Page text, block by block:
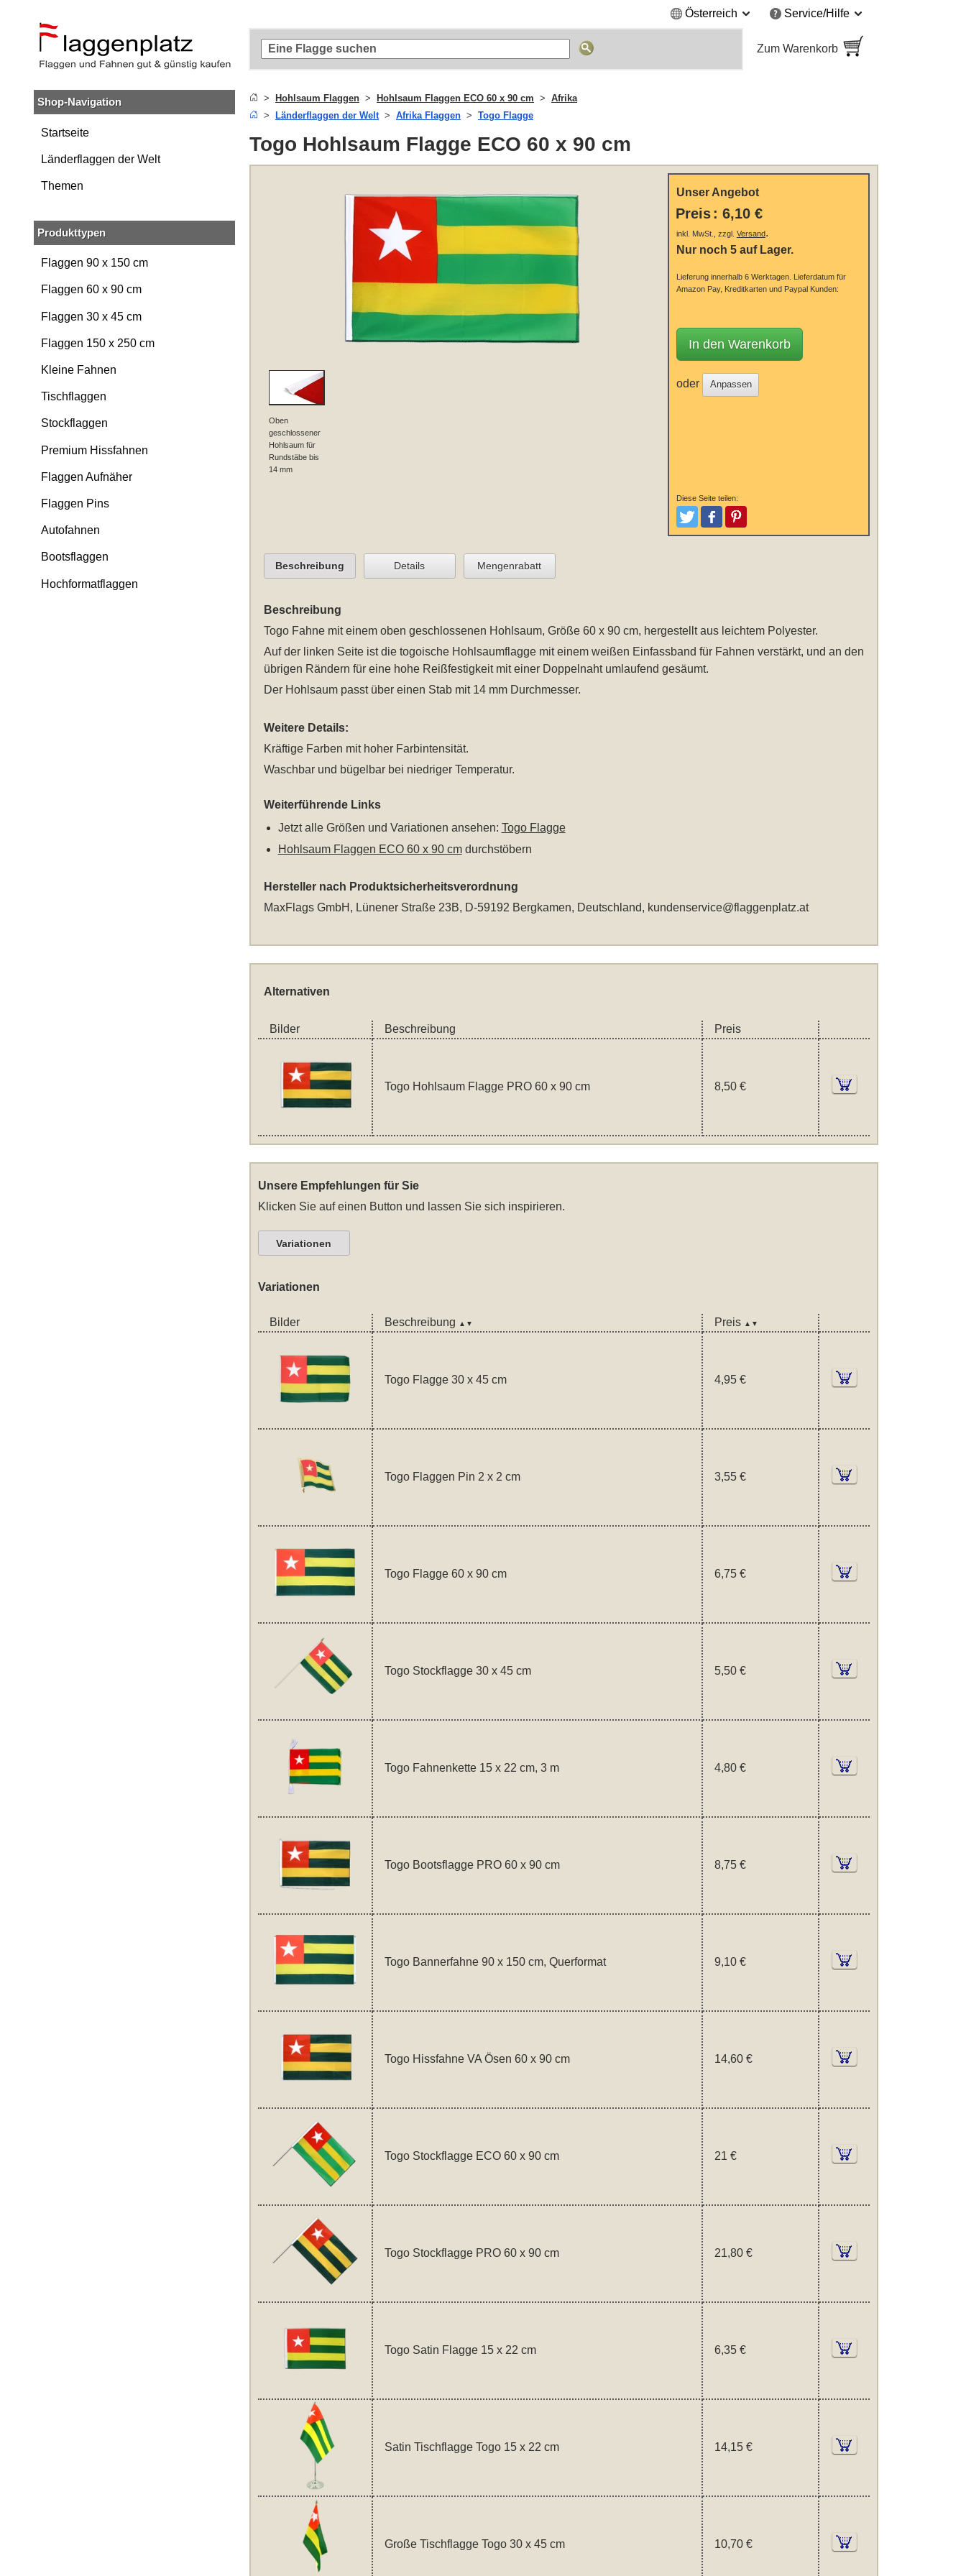
Hauptinhalt
springen
Suche
Zur
Navigation
springen
Österreich Service/Hilfe
Zum Warenkorb
Shop-Navigation
Startseite
Länderflaggen der Welt
Themen
Produkttypen
Flaggen 90 x 150 cm
Flaggen 60 x 90 cm
Flaggen 30 x 45 cm
Flaggen 150 x 250 cm
Kleine Fahnen
Tischflaggen
Stockflaggen
Premium Hissfahnen
Flaggen Aufnäher
Flaggen Pins
Autofahnen
Bootsflaggen
Hochformatflaggen
Hohlsaum Flaggen Hohlsaum Flaggen ECO 60 x 90 cm
Afrika
Länderflaggen der Welt
Afrika Flaggen Togo Flagge
Togo Hohlsaum Flagge ECO 60 x 90 cm
Oben
geschlossener
Hohlsaum für
Rundstäbe bis
14 mm
Unser Angebot
Preis : 6,10 €
inkl. MwSt., zzgl. Versand.
Nur noch 5 auf Lager.
Lieferung innerhalb 6 Werktagen.
Lieferdatum für
Amazon Pay, Kreditkarten und Paypal Kunden:
In den Warenkorb
oder Anpassen
Diese Seite teilen:
TweetenPostenPinterest
Beschreibung Details Mengenrabatt
Beschreibung
Togo Fahnemit einem oben geschlossenen Hohlsaum, Größe 60 x 90 cm, hergestellt aus leichtem Polyester.
Auf der linken Seite ist die togoische Hohlsaumflagge mit einem weißen Einfassband für Fahnen verstärkt, und an den
übrigen Rändern für eine hohe Reißfestigkeit mit einer Doppelnaht umlaufend gesäumt.
Der Hohlsaum passt über einen Stab mit 14 mm Durchmesser.
Weitere Details:
Kräftige Farben mit hoher Farbintensität.
Waschbar und bügelbar bei niedriger Temperatur.
Weiterführende Links
Jetzt alle Größen und Variationen ansehen: Togo Flagge
Hohlsaum Flaggen ECO 60 x 90 cmdurchstöbern
Hersteller nach Produktsicherheitsverordnung
MaxFlags GmbH, Lünener Straße 23B, D-59192 Bergkamen, Deutschland, kundenservice@flaggenplatz.at
Alternativen
Bilder Beschreibung Preis
Togo Hohlsaum Flagge PRO 60 x 90 cm 8,50 €
Unsere Empfehlungen für Sie
Klicken Sie auf einen Button und lassen Sie sich inspirieren.
Variationen
Variationen
Bilder Beschreibung ▲▼ Preis ▲▼
Togo Flagge 30 x 45 cm 4,95 €
Togo Flaggen Pin 2 x 2 cm 3,55 €
Togo Flagge 60 x 90 cm 6,75 €
Togo Stockflagge 30 x 45 cm 5,50 €
Togo Fahnenkette 15 x 22 cm, 3 m 4,80 €
Togo Bootsflagge PRO 60 x 90 cm 8,75 €
Togo Bannerfahne 90 x 150 cm, Querformat 9,10 €
Togo Hissfahne VA Ösen 60 x 90 cm 14,60 €
Togo Stockflagge ECO 60 x 90 cm 21 €
Togo Stockflagge PRO 60 x 90 cm 21,80 €
Togo Satin Flagge 15 x 22 cm 6,35 €
Satin Tischflagge Togo 15 x 22 cm 14,15 €
Große Tischflagge Togo 30 x 45 cm 10,70 €